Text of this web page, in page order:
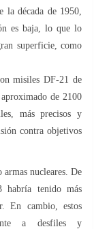
la década de 1950,
es baja, lo que lo
superficie, como
misiles DF-21 de
de 2100
más precisos y
contra objetivos
nucleares. De
habría tenido más
En cambio, estos
a desfiles y